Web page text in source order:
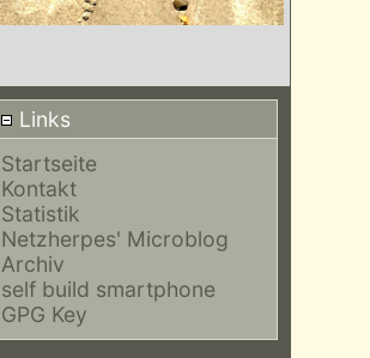
Links
Startseite
Kontakt
Statistik
Netzherpes' Microblog
Archiv
self build smartphone
GPG Key